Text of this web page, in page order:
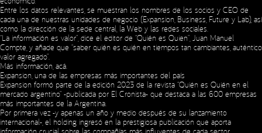
Entre los datos relevantes, se muestran los nombres de los socios y CEO de
cada una de nuestras unidades de negocio (Expansion, Business, Future y Lab), así
como la dirección de la sede central, la Web y las redes sociales.
“La información es valor”, dice el editor de “Quién es Quien”, Juan Manuel
Compte, y añade que “saber quién es quién en tiempos tan cambiantes, auténtico
valor agregado”.
Más información, acá
Expansion, una de las empresas más importantes del país
Expansion formó parte de la edición 2023 de la revista “Quién es Quién en el
mercado argentino” -publicada por El Cronista- que destaca a las 600 empresas
más importantes de la Argentina.
Por primera vez -y apenas un año y medio después de su lanzamiento
internacional-, el holding ingresó en la prestigiosa publicación que aporta
información crucial sobre las compañías más influyentes de cada sector